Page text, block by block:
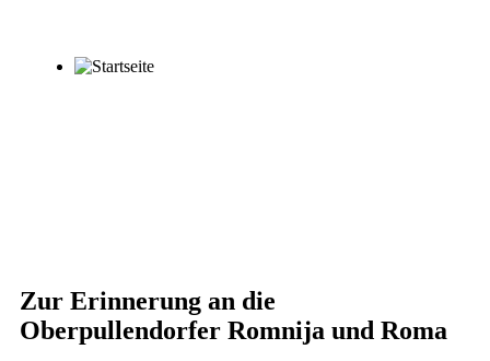
Zur Erinnerung an die
Oberpullendorfer Romnija und Roma